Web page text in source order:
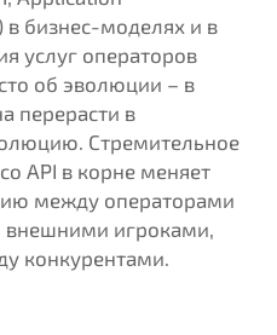
бизнес-моделях и в
услуг операторов
об эволюции – в
перерасти в
Стремительное
API в корне меняет
между операторами
внешними игроками,
конкурентами.